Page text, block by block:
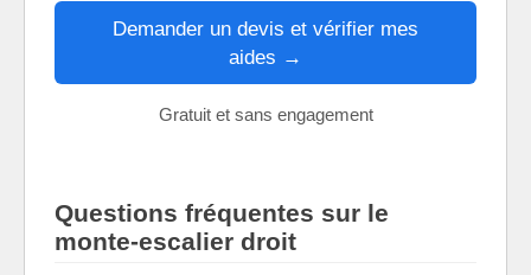
Demander un devis et vérifier mes
aides →
Gratuit et sans engagement
Questions fréquentes sur le
monte-escalier droit